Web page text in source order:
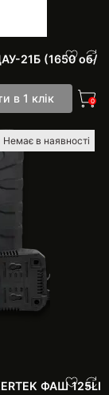
21Б (1650 об/
в 1 клік 0
Немає в наявності
ФАШ 125LI